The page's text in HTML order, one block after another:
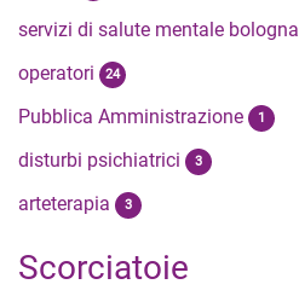
servizi di salute mentale bologna
operatori 24
Pubblica Amministrazione 1
disturbi psichiatrici 3
arteterapia 3
Scorciatoie